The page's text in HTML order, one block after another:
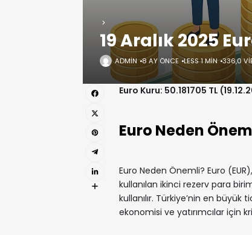
19 Aralık 2025
ADMIN 8 AY ÖNCE LESS 1 MIN 336,0
Euro Kuru: 50.181705 TL
Euro Neden
Euro Neden Önemli? Euro
kullanılan ikinci rezerv para
kullanılır. Türkiye’nin en
ekonomisi ve yatırımcılar için